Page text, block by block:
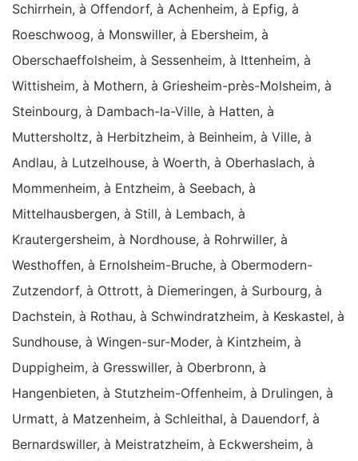
Schirrhein, à Offendorf, à Achenheim, à Epfig, à
Roeschwoog, à Monswiller, à Ebersheim, à
Oberschaeffolsheim, à Sessenheim, à Ittenheim, à
Wittisheim, à Mothern, à Griesheim-près-Molsheim, à
Steinbourg, à Dambach-la-Ville, à Hatten, à
Muttersholtz, à Herbitzheim, à Beinheim, à Ville, à
Andlau, à Lutzelhouse, à Woerth, à Oberhaslach, à
Mommenheim, à Entzheim, à Seebach, à
Mittelhausbergen, à Still, à Lembach, à
Krautergersheim, à Nordhouse, à Rohrwiller, à
Westhoffen, à Ernolsheim-Bruche, à Obermodern-
Zutzendorf, à Ottrott, à Diemeringen, à Surbourg, à
Dachstein, à Rothau, à Schwindratzheim, à Keskastel, à
Sundhouse, à Wingen-sur-Moder, à Kintzheim, à
Duppigheim, à Gresswiller, à Oberbronn, à
Hangenbieten, à Stutzheim-Offenheim, à Drulingen, à
Urmatt, à Matzenheim, à Schleithal, à Dauendorf, à
Bernardswiller, à Meistratzheim, à Eckwersheim, à